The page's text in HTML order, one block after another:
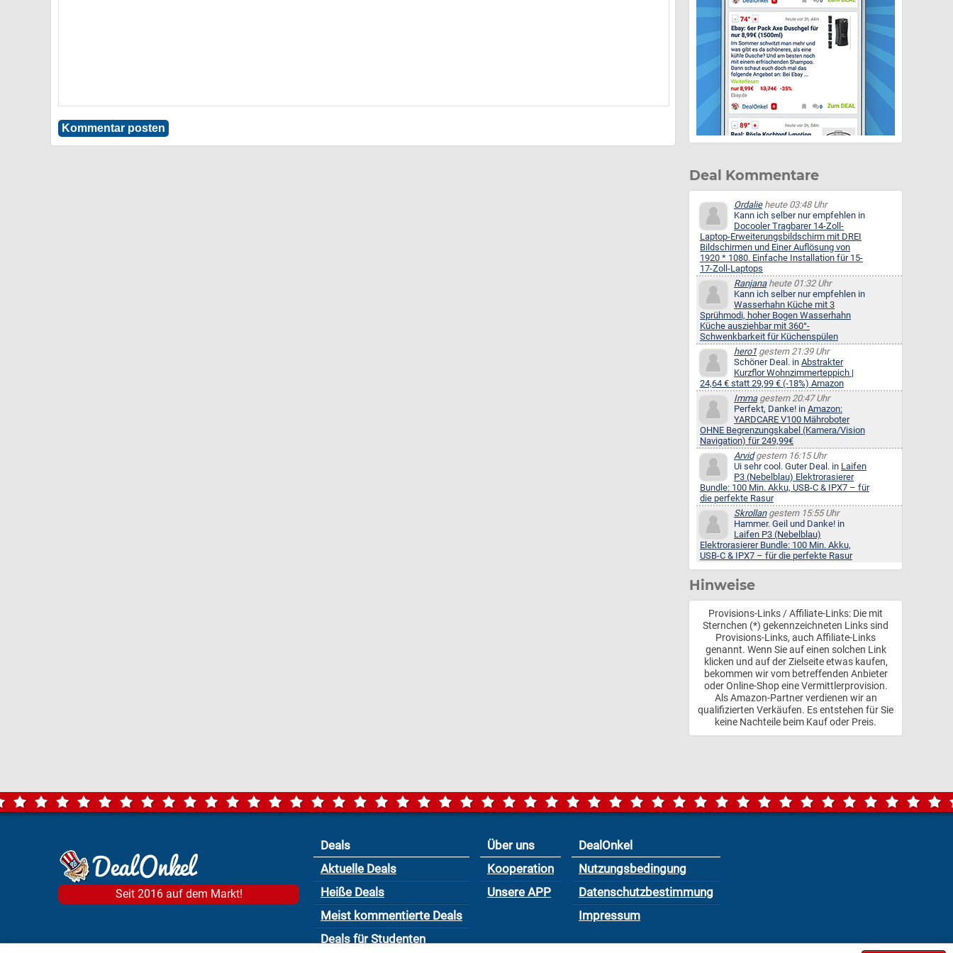
Deal Kommentare
Ordalieheute 03:48 Uhr
Kann ich selber nur empfehlen in
Docooler Tragbarer 14-Zoll-
Laptop-Erweiterungsbildschirm mit DREI
Bildschirmen und Einer Auflösung von
1920 * 1080. Einfache Installation für 15-
17-Zoll-Laptops
Ranjanaheute 01:32 Uhr
Kann ich selber nur empfehlen in
Wasserhahn Küche mit 3
Sprühmodi, hoher Bogen Wasserhahn
Küche ausziehbar mit 360°-
Schwenkbarkeit für Küchenspülen
hero1 gestern 21:39 Uhr
Schöner Deal. in Abstrakter
Kurzflor Wohnzimmerteppich |
24,64 € statt 29,99 € (-18%) Amazon
Immagestern 20:47 Uhr
Perfekt, Danke! in Amazon:
YARDCARE V100 Mähroboter
OHNE Begrenzungskabel (Kamera/Vision
Navigation) für 249,99€
Arvidgestern 16:15 Uhr
Ui sehr cool. Guter Deal. in Laifen
P3 (Nebelblau) Elektrorasierer
Bundle: 100 Min. Akku, USB-C & IPX7 – für
die perfekte Rasur
Skrollangestern 15:55 Uhr
Hammer. Geil und Danke! in
Laifen P3 (Nebelblau)
Elektrorasierer Bundle: 100 Min. Akku,
USB-C & IPX7 – für die perfekte Rasur
Hinweise
Provisions-Links / Affiliate-Links: Die mit
Sternchen (*) gekennzeichneten Links sind
Provisions-Links, auch Affiliate-Links
genannt. Wenn Sie auf einen solchen Link
klicken und auf der Zielseite etwas kaufen,
bekommen wir vom betreffenden Anbieter
oder Online-Shop eine Vermittlerprovision.
Als Amazon-Partner verdienen wir an
qualifizierten Verkäufen. Es entstehen für Sie
keine Nachteile beim Kauf oder Preis.
Seit 2016 auf dem Markt!
Deals
Aktuelle Deals
Heiße Deals
Meist kommentierte Deals
Deals für Studenten
Über uns
Kooperation
Unsere APP
DealOnkel
Nutzungsbedingung
Datenschutzbestimmung
Impressum